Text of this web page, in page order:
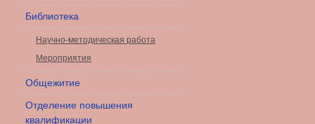
Библиотека
Научно-методическая работа
Мероприятия
Общежитие
Отделение повышения
квалификации